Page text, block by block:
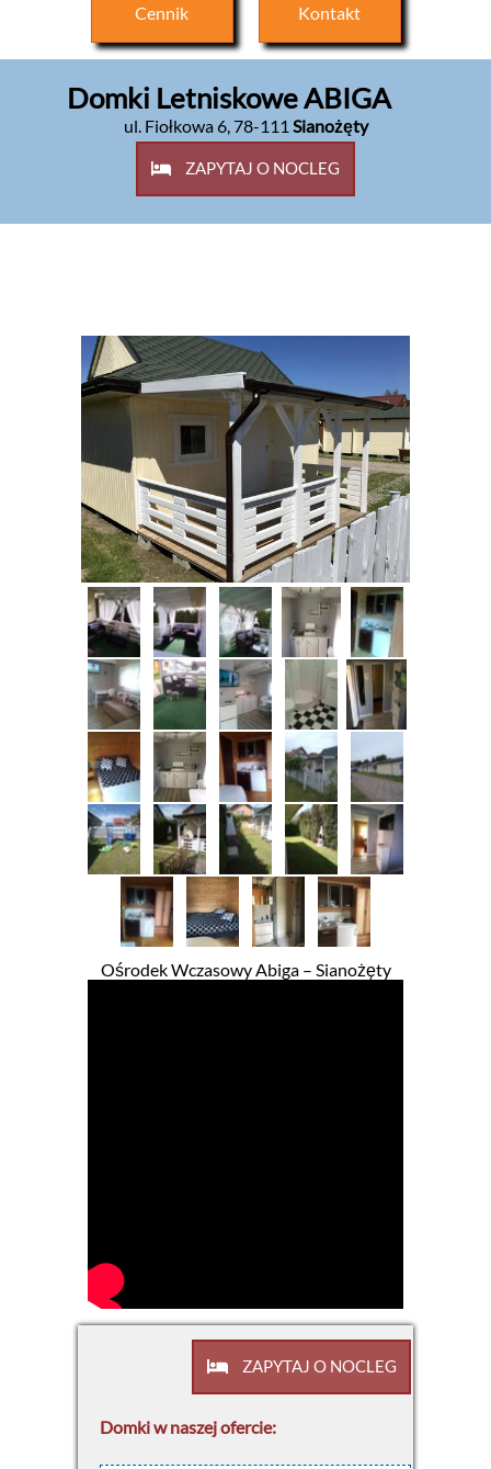
Cennik Kontakt
Domki Letniskowe ABIGA
ul. Fiołkowa 6,78-111 Sianożęty
ZAPYTAJ O NOCLEG
Ośrodek Wczasowy Abiga – Sianożęty
ZAPYTAJ O NOCLEG
Domki w naszej ofercie: